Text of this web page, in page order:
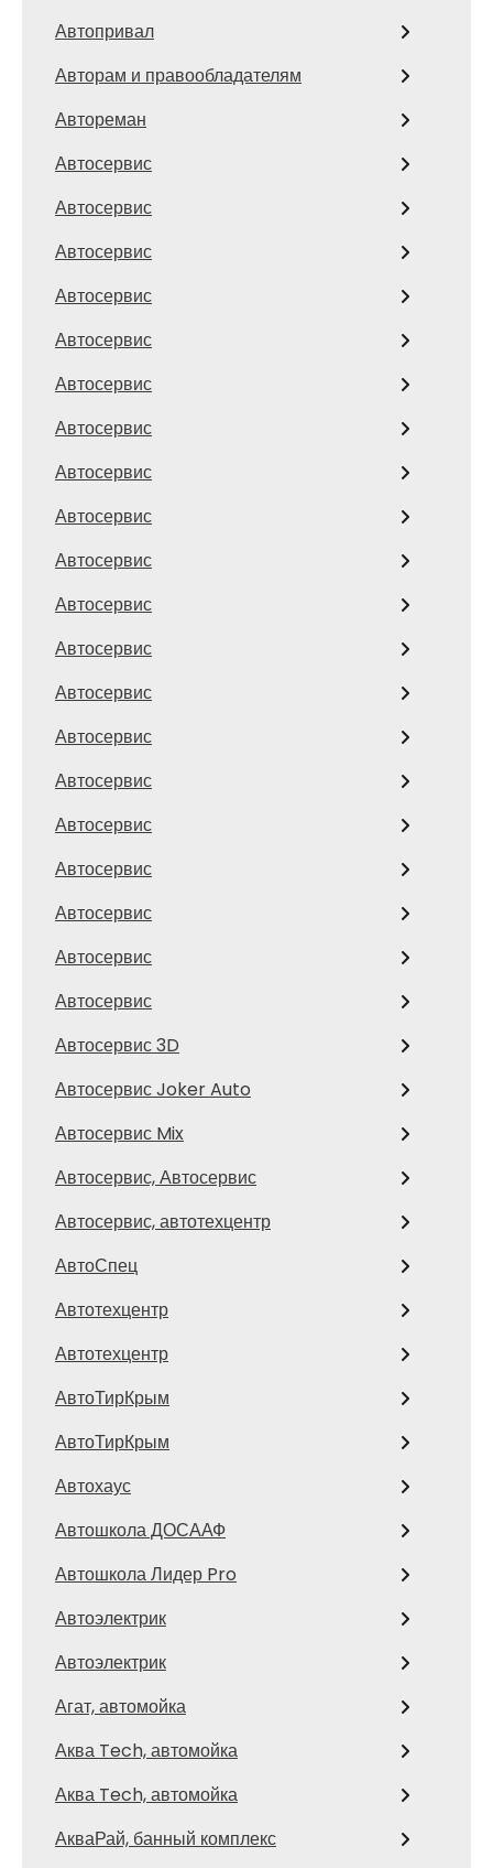
Автопривал
Авторам и правообладателям
Автореман
Автосервис
Автосервис
Автосервис
Автосервис
Автосервис
Автосервис
Автосервис
Автосервис
Автосервис
Автосервис
Автосервис
Автосервис
Автосервис
Автосервис
Автосервис
Автосервис
Автосервис
Автосервис
Автосервис
Автосервис
Автосервис 3D
Автосервис Joker Auto
Автосервис Mix
Автосервис, Автосервис
Автосервис, автотехцентр
АвтоСпец
Автотехцентр
Автотехцентр
АвтоТирКрым
АвтоТирКрым
Автохаус
Автошкола ДОСААФ
Автошкола Лидер Pro
Автоэлектрик
Автоэлектрик
Агат, автомойка
Аква Tech, автомойка
Аква Tech, автомойка
АкваРай, банный комплекс